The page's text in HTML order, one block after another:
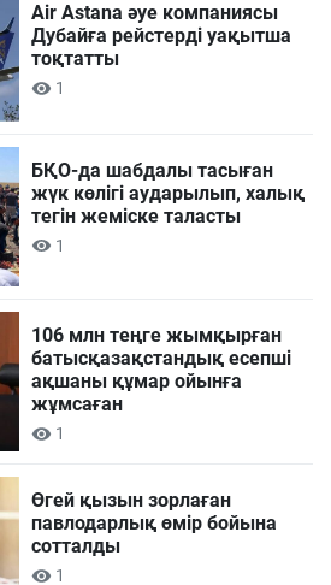
Air Astana әуе компаниясы
Дубайға рейстерді уақытша
тоқтатты
1
БҚО-да шабдалы тасыған
жүк көлігі аударылып, халық
тегін жеміске таласты
1
106 млн теңге жымқырған
батысқазақстандық есепші
ақшаны құмар ойынға
жұмсаған
1
Өгей қызын зорлаған
павлодарлық өмір бойына
сотталды
1